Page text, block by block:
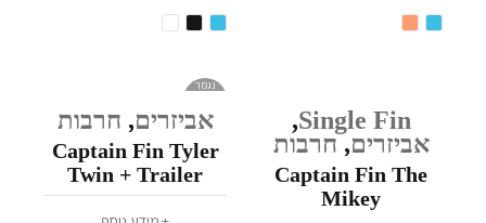
Single Fin
,
אביזרים,חרבות
Captain Fin The
Mikey
נגמר
אביזרים, חרבות
Captain Fin Tyler
Twin + Trailer
Especial